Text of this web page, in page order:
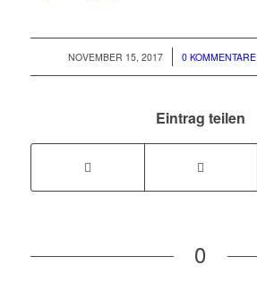
NOVEMBER 15, 2017
/ 0 KOMMENTARE
/
Eintrag teilen
0